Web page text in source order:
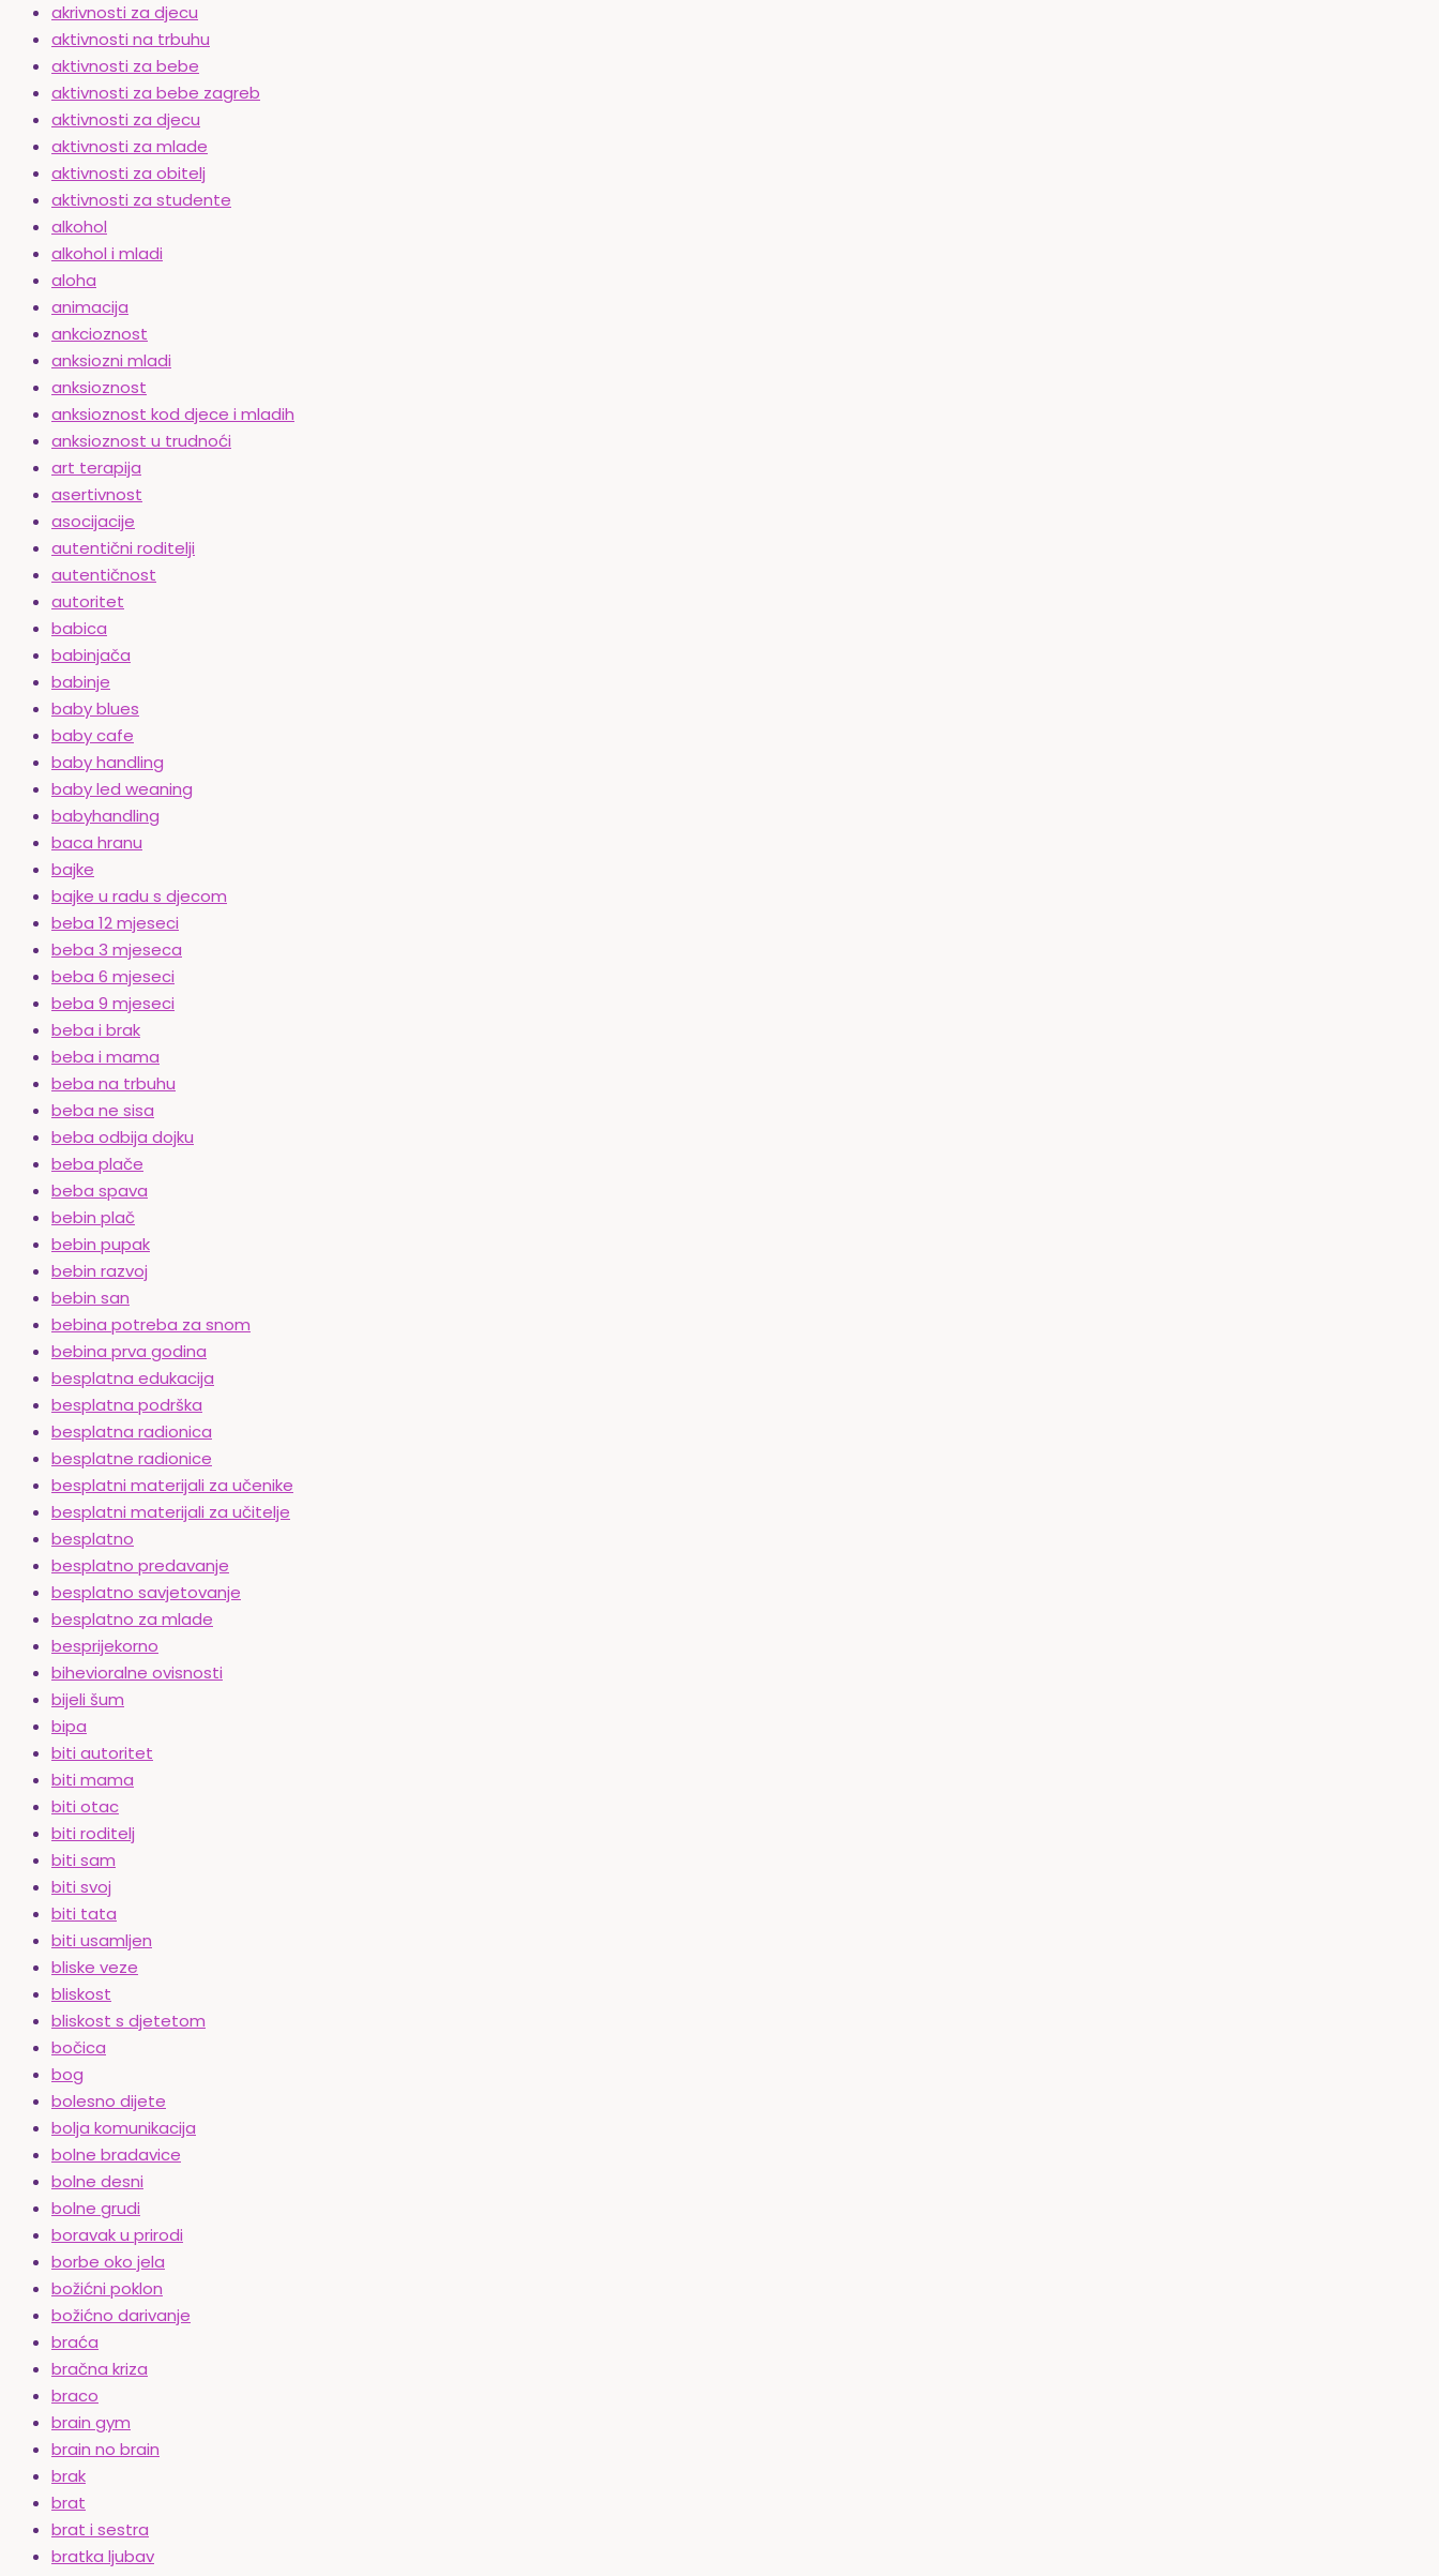
akrivnosti za djecu
aktivnosti na trbuhu
aktivnosti za bebe
aktivnosti za bebe zagreb
aktivnosti za djecu
aktivnosti za mlade
aktivnosti za obitelj
aktivnosti za studente
alkohol
alkohol i mladi
aloha
animacija
ankcioznost
anksiozni mladi
anksioznost
anksioznost kod djece i mladih
anksioznost u trudnoći
art terapija
asertivnost
asocijacije
autentični roditelji
autentičnost
autoritet
babica
babinjača
babinje
baby blues
baby cafe
baby handling
baby led weaning
babyhandling
baca hranu
bajke
bajke u radu s djecom
beba 12 mjeseci
beba 3 mjeseca
beba 6 mjeseci
beba 9 mjeseci
beba i brak
beba i mama
beba na trbuhu
beba ne sisa
beba odbija dojku
beba plače
beba spava
bebin plač
bebin pupak
bebin razvoj
bebin san
bebina potreba za snom
bebina prva godina
besplatna edukacija
besplatna podrška
besplatna radionica
besplatne radionice
besplatni materijali za učenike
besplatni materijali za učitelje
besplatno
besplatno predavanje
besplatno savjetovanje
besplatno za mlade
besprijekorno
bihevioralne ovisnosti
bijeli šum
bipa
biti autoritet
biti mama
biti otac
biti roditelj
biti sam
biti svoj
biti tata
biti usamljen
bliske veze
bliskost
bliskost s djetetom
bočica
bog
bolesno dijete
bolja komunikacija
bolne bradavice
bolne desni
bolne grudi
boravak u prirodi
borbe oko jela
božićni poklon
božićno darivanje
braća
bračna kriza
braco
brain gym
brain no brain
brak
brat
brat i sestra
bratka ljubav